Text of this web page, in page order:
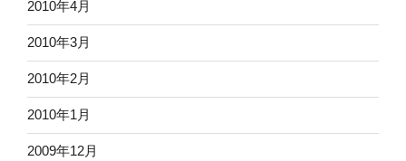
2010年4月
2010年3月
2010年2月
2010年1月
2009年12月